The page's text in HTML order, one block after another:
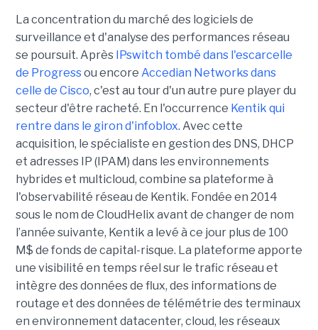
La concentration du marché des logiciels de
surveillance et d'analyse des performances réseau
se poursuit. Après IPswitch tombé dans l'escarcelle
de Progressou encore Accedian Networks dans
celle de Cisco, c'est au tour d'un autre pure player du
secteur d'être racheté. En l'occurrence Kentik qui
rentre dans le giron d'infoblox. Avec cette
acquisition, le spécialiste en gestion des DNS, DHCP
et adresses IP (IPAM) dans les environnements
hybrides et multicloud, combine sa plateforme à
l'observabilité réseau de Kentik. Fondée en 2014
sous le nom de CloudHelix avant de changer de nom
l’année suivante, Kentik a levé à ce jour plus de 100
M$ de fonds de capital-risque. La plateforme apporte
une visibilité en temps réel sur le trafic réseau et
intègre des données de flux, des informations de
routage et des données de télémétrie des terminaux
en environnement datacenter, cloud, les réseaux